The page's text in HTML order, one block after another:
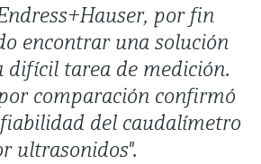
por fin
encontrar una solución
difícil tarea de medición.
comparación confirmó
del caudalímetro
ultrasonidos".